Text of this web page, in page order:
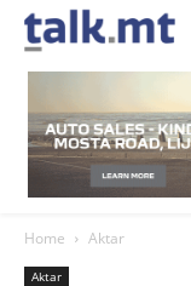
Home Aktar
Aktar